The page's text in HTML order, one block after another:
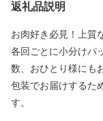
返礼品説明
お肉好き必見！上質
各回ごとに小分けパ
数、おひとり様にも
包装でお届けするた
す。